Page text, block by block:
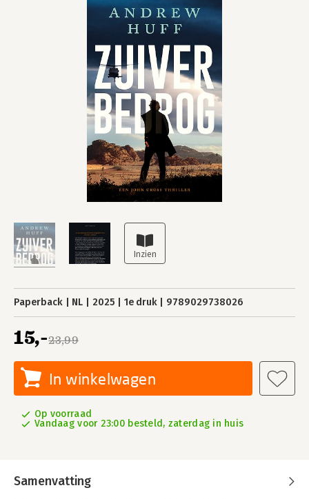
Paperback NL 2025 1e druk 9789029738026
23,99
15,-
In winkelwagen
Op voorraad
Vandaag voor 23:00 besteld, zaterdag in huis
Samenvatting